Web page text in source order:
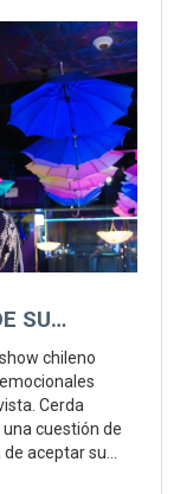
SU
chileno
Cerda
cuestión de
aceptar su